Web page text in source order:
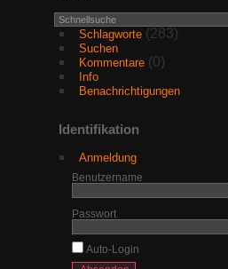
Schlagworte(283)
Suchen
Kommentare(0)
Info
Benachrichtigungen
Identifikation
Anmeldung
Benutzername
Passwort
Auto-Login